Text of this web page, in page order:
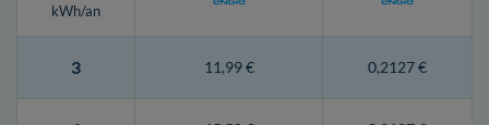
kWh/an
3 11,99 € 0,2127 €